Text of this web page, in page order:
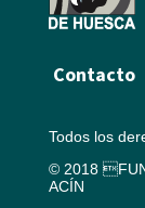
Contacto
Todos los
© 2018
ACÍN